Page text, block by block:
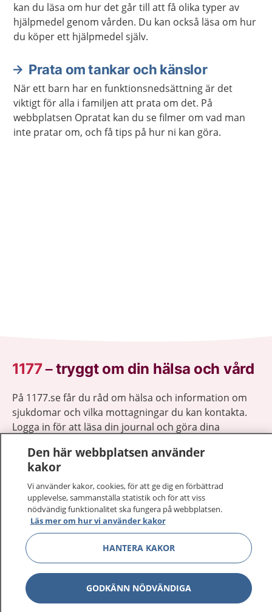
kan du läsa om hur det går till att få olika typer av
hjälpmedel genom vården. Du kan också läsa om hur
du köper ett hjälpmedel själv.
Prata om tankar och känslor
När ett barn har en funktionsnedsättning är det
viktigt för alla i familjen att prata om det. På
webbplatsen Opratat kan du se filmer om vad man
inte pratar om, och få tips på hur ni kan göra.
1177–tryggt om din hälsa och vård
På 1177.se får du råd om hälsa och information om
sjukdomar och vilka mottagningar du kan kontakta.
Logga in för att läsa din journal och göra dina
sjukvårdsrådgivning dygnet runt.
1177 ger dig råd när du vill må bättre.
1177 på flera språk Visa
Om 1177 Visa
Den här webbplatsen använder
kakor
Vi använder kakor, cookies, för att ge dig en förbättrad
upplevelse, sammanställa statistik och för att viss
nödvändig funktionalitet ska fungera på webbplatsen.
Läs mer om hur vi använder kakor
HANTERA KAKOR
GODKÄNN NÖDVÄNDIGA